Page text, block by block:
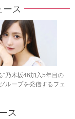
ス
“乃木坂46加入5年目の
ループを発信するフェ
ス